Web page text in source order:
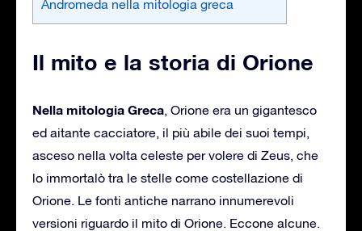
Andromeda nella mitologia greca
Il mito e la storia di Orione
Nella mitologia Greca, Orione era un gigantesco
ed aitante cacciatore, il più abile dei suoi tempi,
asceso nella volta celeste per volere di Zeus, che
lo immortalò tra le stelle come costellazione di
Orione. Le fonti antiche narrano innumerevoli
versioni riguardo il mito di Orione. Eccone alcune.